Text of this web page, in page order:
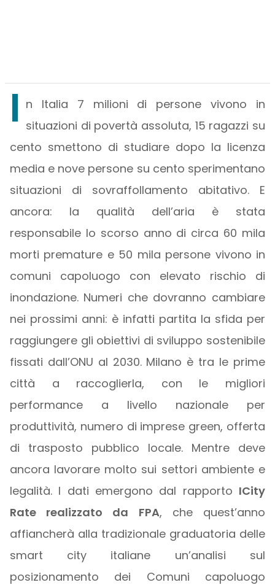
I n Italia 7 milioni di persone vivono in
situazioni di povertà assoluta, 15 ragazzi su
cento smettono di studiare dopo la licenza
media e nove persone su cento sperimentano
situazioni di sovraffollamento abitativo. E
ancora: la qualità dell’aria è stata
responsabile lo scorso anno di circa 60 mila
morti premature e 50 mila persone vivono in
comuni capoluogo con elevato rischio di
inondazione. Numeri che dovranno cambiare
nei prossimi anni: è infatti partita la sfida per
raggiungere gli obiettivi di sviluppo sostenibile
fissati dall’ONU al 2030. Milano è tra le prime
città a raccoglierla, con le migliori
performance a livello nazionale per
produttività, numero di imprese green, offerta
di trasposto pubblico locale. Mentre deve
ancora lavorare molto sui settori ambiente e
legalità. I dati emergono dal rapporto ICity
Rate realizzato da FPA, che quest’anno
affiancherà alla tradizionale graduatoria delle
smart city italiane un’analisi sul
posizionamento dei Comuni capoluogo